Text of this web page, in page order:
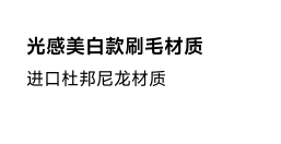
光感美白款刷毛材质
进口杜邦尼龙材质